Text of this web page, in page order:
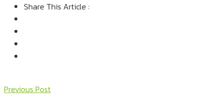
Share This Article :
Previous Post